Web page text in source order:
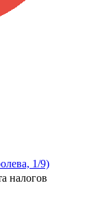
1/9)
налогов